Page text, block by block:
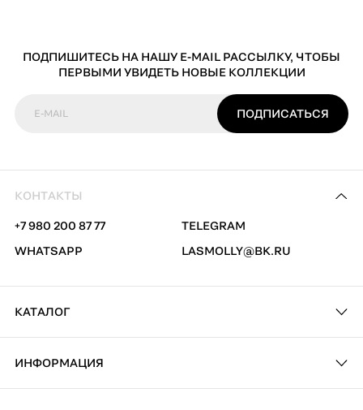
ПОДПИШИТЕСЬ НА НАШУ E-MAIL РАССЫЛКУ, ЧТОБЫ
ПЕРВЫМИ УВИДЕТЬ НОВЫЕ КОЛЛЕКЦИИ
E-MAIL ПОДПИСАТЬСЯ
КОНТАКТЫ
+7 980 200 87 77
TELEGRAM
WHATSAPP
LASMOLLY@BK.RU
КАТАЛОГ
ИНФОРМАЦИЯ